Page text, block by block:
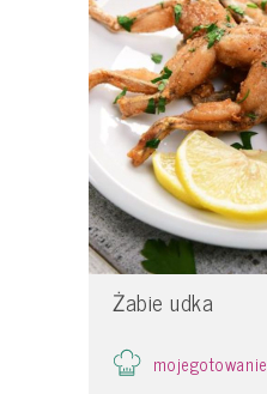
Żabie udka
mojegotowanie